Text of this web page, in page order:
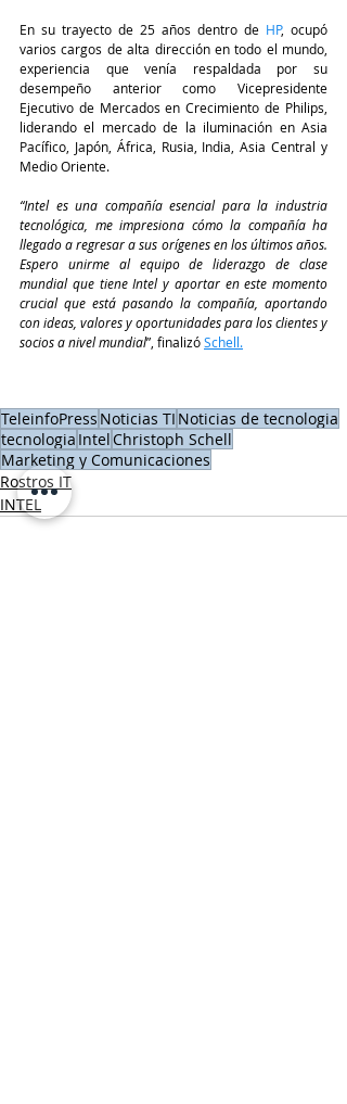
En su trayecto de 25 años dentro de HP, ocupó
varios cargos de alta dirección en todo el mundo,
experiencia que venía respaldada por su
desempeño anterior como Vicepresidente
Ejecutivo de Mercados en Crecimiento de Philips,
liderando el mercado de la iluminación en Asia
Pacífico, Japón, África, Rusia, India, Asia Central y
Medio Oriente.
“Intel es una compañía esencial para la industria
tecnológica, me impresiona cómo la compañía ha
llegado a regresar a sus orígenes en los últimos años.
Espero unirme al equipo de liderazgo de clase
mundial que tiene Intel y aportar en este momento
crucial que está pasando la compañía, aportando
con ideas, valores y oportunidades para los clientes y
socios a nivel mundial”, finalizóSchell.
TeleinfoPress Noticias TI Noticias de tecnologia
tecnologia IntelChristoph Schell
Marketing y Comunicaciones
Rostros IT
INTEL